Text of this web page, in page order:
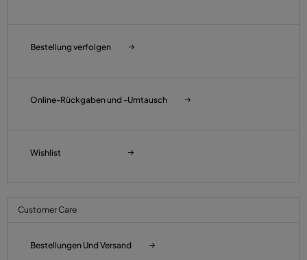
Bestellung verfolgen
Online-Rückgaben und -Umtausch
Wishlist
Customer Care
Bestellungen Und Versand